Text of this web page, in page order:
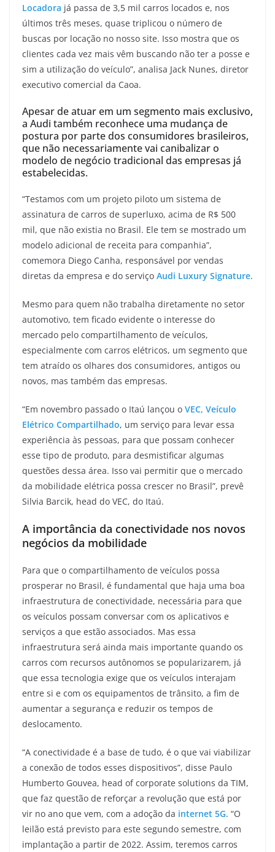
Locadora já passa de 3,5 mil carros locados e, nos
últimos três meses, quase triplicou o número de
buscas por locação no nosso site. Isso mostra que os
clientes cada vez mais vêm buscando não ter a posse e
sim a utilização do veículo”, analisa Jack Nunes, diretor
executivo comercial da Caoa.
Apesar de atuar em um segmento mais exclusivo,
a Audi também reconhece uma mudança de
postura por parte dos consumidores brasileiros,
que não necessariamente vai canibalizar o
modelo de negócio tradicional das empresas já
estabelecidas.
“Testamos com um projeto piloto um sistema de
assinatura de carros de superluxo, acima de R$ 500
mil, que não existia no Brasil. Ele tem se mostrado um
modelo adicional de receita para companhia”,
comemora Diego Canha, responsável por vendas
diretas da empresa e do serviço Audi Luxury Signature.
Mesmo para quem não trabalha diretamente no setor
automotivo, tem ficado evidente o interesse do
mercado pelo compartilhamento de veículos,
especialmente com carros elétricos, um segmento que
tem atraído os olhares dos consumidores, antigos ou
novos, mas também das empresas.
“Em novembro passado o Itaú lançou o VEC, Veículo
Elétrico Compartilhado, um serviço para levar essa
experiência às pessoas, para que possam conhecer
esse tipo de produto, para desmistificar algumas
questões dessa área. Isso vai permitir que o mercado
da mobilidade elétrica possa crescer no Brasil”, prevê
Silvia Barcik, head do VEC, do Itaú.
A importância da conectividade nos novos
negócios da mobilidade
Para que o compartilhamento de veículos possa
prosperar no Brasil, é fundamental que haja uma boa
infraestrutura de conectividade, necessária para que
os veículos possam conversar com os aplicativos e
serviços a que estão associados. Mas essa
infraestrutura será ainda mais importante quando os
carros com recursos autônomos se popularizarem, já
que essa tecnologia exige que os veículos interajam
entre si e com os equipamentos de trânsito, a fim de
aumentar a segurança e reduzir os tempos de
deslocamento.
“A conectividade é a base de tudo, é o que vai viabilizar
a conexão de todos esses dispositivos”, disse Paulo
Humberto Gouvea, head of corporate solutions da TIM,
que faz questão de reforçar a revolução que está por
vir no ano que vem, com a adoção da internet 5G. “O
leilão está previsto para este segundo semestre, com
implantação a partir de 2022. Assim, teremos carros